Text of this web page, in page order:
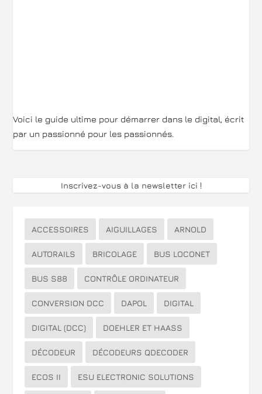
Voici le guide ultime pour démarrer dans le digital, écrit
par un passionné pour les passionnés.
Inscrivez-vous à la newsletter ici !
ACCESSOIRES AIGUILLAGES ARNOLD
AUTORAILS BRICOLAGE BUS LOCONET
BUS S88 CONTRÔLE ORDINATEUR
CONVERSION DCC DAPOL DIGITAL
DIGITAL (DCC) DOEHLER ET HAASS
DÉCODEUR DÉCODEURS QDECODER
ECOS II ESU ELECTRONIC SOLUTIONS